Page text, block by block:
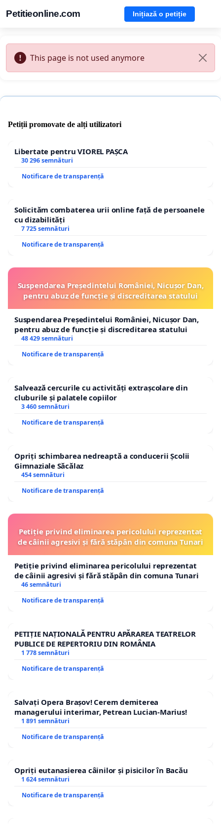
Petitieonline.com Inițiază o petiție
This page is not used anymore
Petiții promovate de alți utilizatori
Libertate pentru VIOREL PAȘCA
30 296 semnături
Notificare de transparență
Solicităm combaterea urii online față de persoanele
cu dizabilități
7 725 semnături
Notificare de transparență
Suspendarea Președintelui României, Nicușor Dan,
pentru abuz de funcție și discreditarea statului
Suspendarea Președintelui României, Nicușor Dan,
pentru abuz de funcție și discreditarea statului
48 429 semnături
Notificare de transparență
Salvează cercurile cu activități extrașcolare din
cluburile și palatele copiilor
3 460 semnături
Notificare de transparență
Opriți schimbarea nedreaptă a conducerii Școlii
Gimnaziale Săcălaz
454 semnături
Notificare de transparență
Petiție privind eliminarea pericolului reprezentat
de câinii agresivi și fără stăpân din comuna Tunari
Petiție privind eliminarea pericolului reprezentat
de câinii agresivi și fără stăpân din comuna Tunari
46 semnături
Notificare de transparență
PETIȚIE NAȚIONALĂ PENTRU APĂRAREA TEATRELOR
PUBLICE DE REPERTORIU DIN ROMÂNIA
1 778 semnături
Notificare de transparență
Salvați Opera Brașov! Cerem demiterea
managerului interimar, Petrean Lucian-Marius!
1 891 semnături
Notificare de transparență
Opriți eutanasierea câinilor și pisicilor în Bacău
1 624 semnături
Notificare de transparență